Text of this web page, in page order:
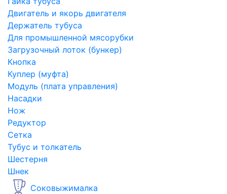
Двигатель и якорь двигателя
Держатель тубуса
Для промышленной мясорубки
Загрузочный лоток (бункер)
Кнопка
Куплер (муфта)
Модуль (плата управления)
Насадки
Нож
Редуктор
Сетка
Тубус и толкатель
Шестерня
Шнек
Соковыжималка